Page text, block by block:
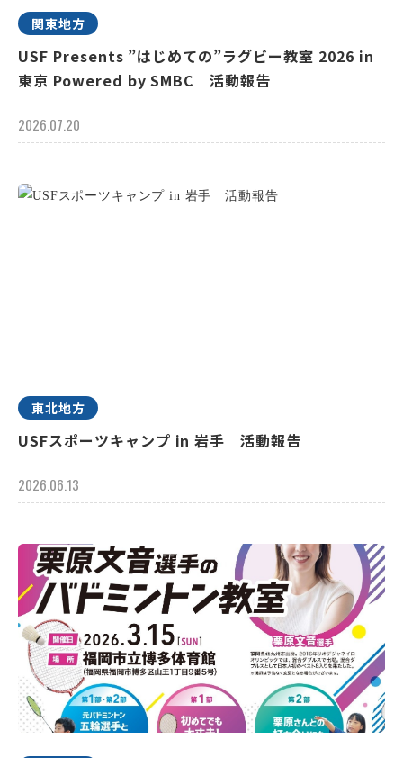
関東地方
USF Presents ”はじめての”ラグビー教室 2026 in
東京 Powered by SMBC 活動報告
2026.07.20
東北地方
USFスポーツキャンプ in 岩手 活動報告
2026.06.13